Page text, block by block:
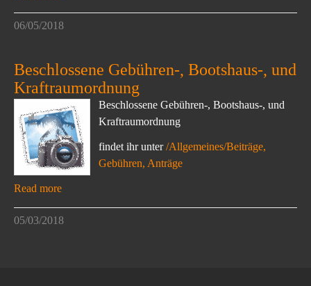
06/05/2018
Beschlossene Gebühren-, Bootshaus-, und
Kraftraumordnung
Beschlossene Gebühren-, Bootshaus-, und
Kraftraumordnung
findet ihr unter/Allgemeines/Beiträge,
Gebühren, Anträge
Read more
05/03/2018